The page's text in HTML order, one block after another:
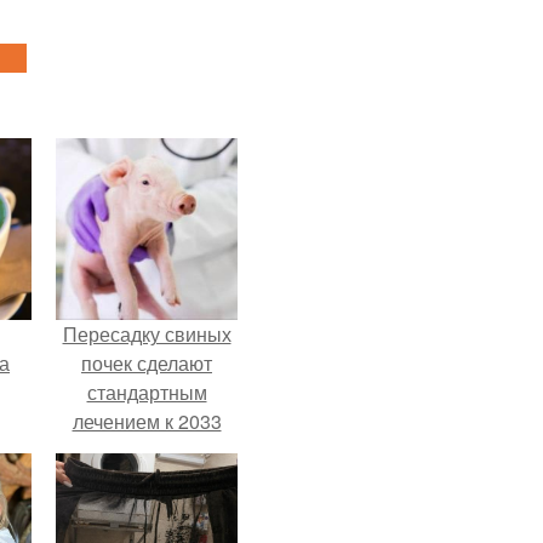
Пересадку свиных
почек сделают
стандартным
лечением к 2033
году в Японии.